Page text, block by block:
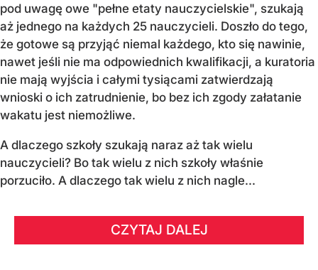
pod uwagę owe "pełne etaty nauczycielskie", szukają
aż jednego na każdych 25 nauczycieli. Doszło do tego,
że gotowe są przyjąć niemal każdego, kto się nawinie,
nawet jeśli nie ma odpowiednich kwalifikacji, a kuratoria
nie mają wyjścia i całymi tysiącami zatwierdzają
wnioski o ich zatrudnienie, bo bez ich zgody załatanie
wakatu jest niemożliwe.
A dlaczego szkoły szukają naraz aż tak wielu
nauczycieli? Bo tak wielu z nich szkoły właśnie
porzuciło. A dlaczego tak wielu z nich nagle...
CZYTAJ DALEJ